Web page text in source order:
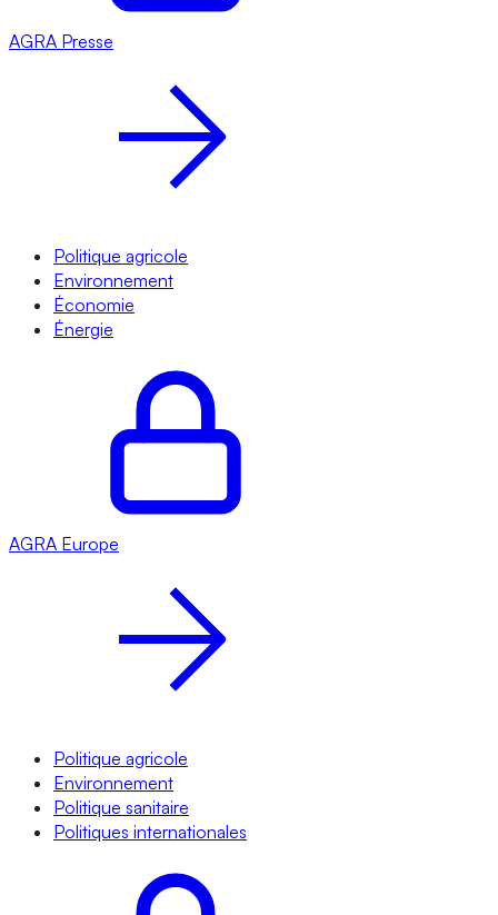
AGRA Presse
Politique agricole
Environnement
Économie
Énergie
AGRA Europe
Politique agricole
Environnement
Politique sanitaire
Politiques internationales